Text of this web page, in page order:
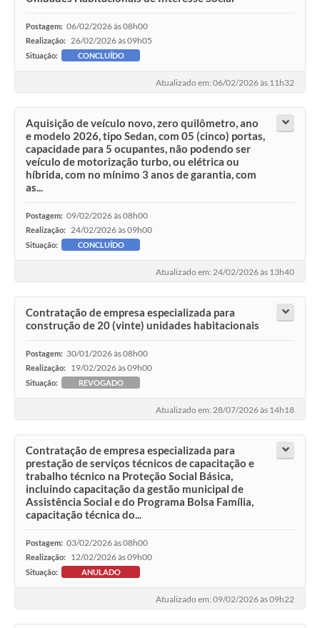
Postagem: 06/02/2026 às 08h00
Realização: 26/02/2026 às 09h05
Situação: CONCLUÍDO
Atualizado em: 06/02/2026 às 11h32
Aquisição de veículo novo, zero quilômetro, ano
e modelo 2026, tipo Sedan, com 05 (cinco) portas,
capacidade para 5 ocupantes, não podendo ser
veículo de motorização turbo, ou elétrica ou
híbrida, com no mínimo 3 anos de garantia, com
as...
Postagem: 09/02/2026 às 08h00
Realização: 24/02/2026 às 09h00
Situação: CONCLUÍDO
Atualizado em: 24/02/2026 às 13h40
Contratação de empresa especializada para
construção de 20 (vinte) unidades habitacionais
Postagem: 30/01/2026 às 08h00
Realização: 19/02/2026 às 09h00
Situação: REVOGADO
Atualizado em: 28/07/2026 às 14h18
Contratação de empresa especializada para
prestação de serviços técnicos de capacitação e
trabalho técnico na Proteção Social Básica,
incluindo capacitação da gestão municipal de
Assistência Social e do Programa Bolsa Família,
capacitação técnica do...
Postagem: 03/02/2026 às 08h00
Realização: 12/02/2026 às 09h00
Situação: ANULADO
Atualizado em: 09/02/2026 às 09h22